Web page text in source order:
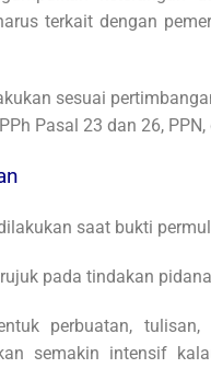
terkait dengan
sesuai
Pasal 23 dan 26, PPN,
saat bukti
pada tindakan
perbuatan, tulisan,
semakin intensif